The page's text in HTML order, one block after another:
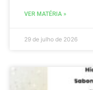
VER MATÉRIA »
29 de julho de 2026